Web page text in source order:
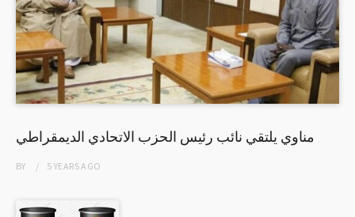
مناوي يلتقي نائب رئيس الحزب الاتحادي الديمقراطي
BY 5 YEARSAGO